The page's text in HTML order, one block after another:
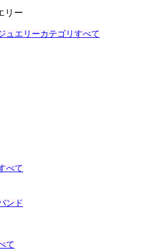
リー
ュエリーカテゴリすべて
べて
ンド
て